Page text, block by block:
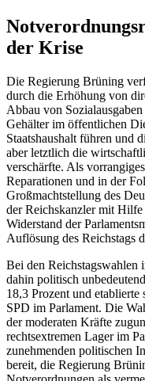
der Krise
Die Regierung Brüning
durch die Erhöhung von
Abbau von
Gehälter im öffentlichen
Staatshaushalt führen und
aber letztlich die
verschärfte. Als
Reparationen und in der
Großmachtstellung des
der Reichskanzler mit
Widerstand der
Auflösung des Reichstags
Bei den Reichstagswahlen
dahin politisch
18,3 Prozent und
SPD im Parlament. Die
der moderaten Kräfte
rechtsextremen Lager im
zunehmenden politischen
bereit, die Regierung